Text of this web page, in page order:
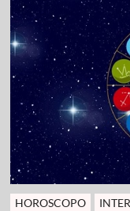
HOROSCOPO